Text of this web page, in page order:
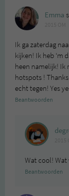
Emma
Ik ga zaterdag
kijken! Ik heb ‘m
heen namelijk! Ik
hotspots !
echt tegen! Yes
Beantwoorden
Wat cool!
Beantwoorden